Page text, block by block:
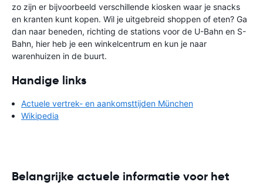
zo zijn er bijvoorbeeld verschillende kiosken waar je snacks
en kranten kunt kopen. Wil je uitgebreid shoppen of eten? Ga
dan naar beneden, richting de stations voor de U-Bahn en S-
Bahn, hier heb je een winkelcentrum en kun je naar
warenhuizen in de buurt.
Handige links
Actuele vertrek- en aankomsttijden München
Wikipedia
Belangrijke actuele informatie voor het